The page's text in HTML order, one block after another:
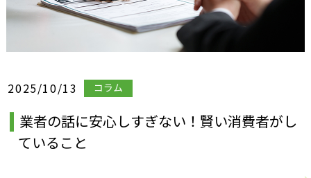
2025/10/13 コラム
業者の話に安心しすぎない！賢い消費者がし
ていること